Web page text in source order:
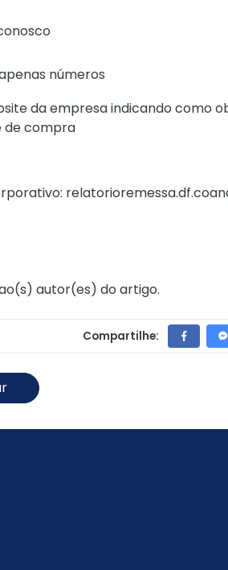
números
da empresa indicando como
de compra
autor(es) do artigo.
Compartilhe: